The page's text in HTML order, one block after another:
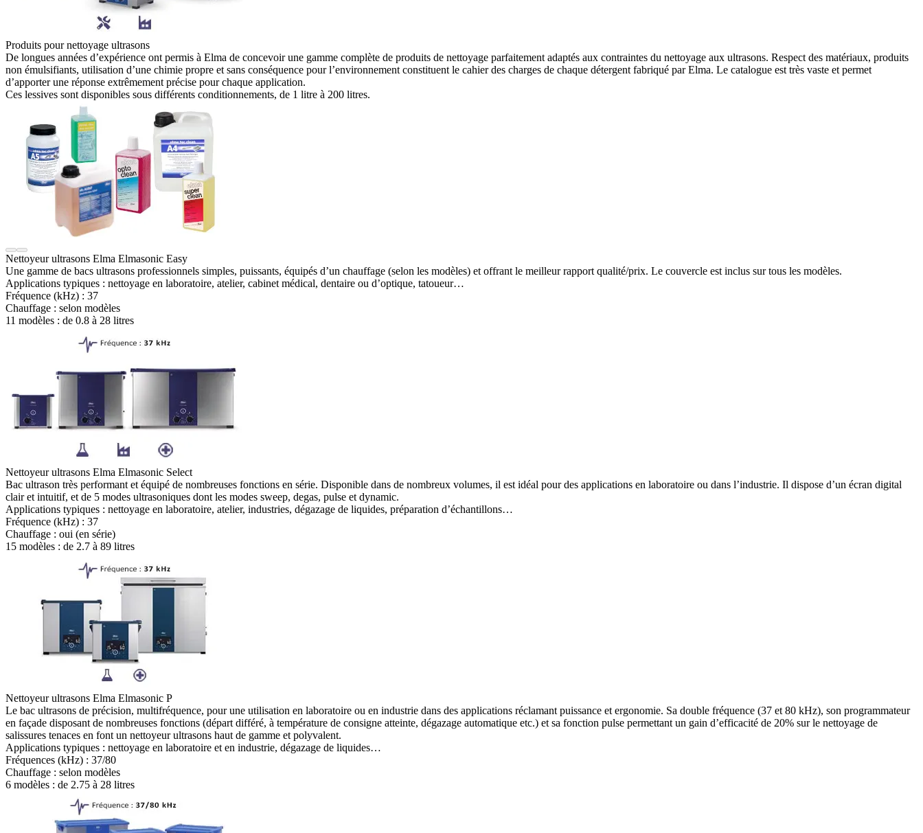
Produits pour nettoyage ultrasons
De longues années d’expérience ont permis à Elma de concevoir une gamme complète de produits de nettoyage parfaitement adaptés aux contraintes du nettoyage aux ultrasons. Respect des matériaux, produits
non émulsifiants, utilisation d’une chimie propre et sans conséquence pour l’environnement constituent le cahier des charges de chaque détergent fabriqué par Elma. Le catalogue est très vaste et permet
d’apporter une réponse extrêmement précise pour chaque application.
Ces lessives sont disponibles sous différents conditionnements, de 1 litre à 200 litres.
Nettoyeur ultrasons Elma Elmasonic Easy
Une gamme de bacs ultrasons professionnels simples, puissants, équipés d’un chauffage (selon les modèles) et offrant le meilleur rapport qualité/prix. Le couvercle est inclus sur tous les modèles.
Applications typiques : nettoyage en laboratoire, atelier, cabinet médical, dentaire ou d’optique, tatoueur…
Fréquence (kHz) : 37
Chauffage : selon modèles
11 modèles : de 0.8 à 28 litres
Nettoyeur ultrasons Elma Elmasonic Select
Bac ultrason très performant et équipé de nombreuses fonctions en série. Disponible dans de nombreux volumes, il est idéal pour des applications en laboratoire ou dans l’industrie. Il dispose d’un écran digital
clair et intuitif, et de 5 modes ultrasoniques dont les modes sweep, degas, pulse et dynamic.
Applications typiques : nettoyage en laboratoire, atelier, industries, dégazage de liquides, préparation d’échantillons…
Fréquence (kHz) : 37
Chauffage : oui (en série)
15 modèles : de 2.7 à 89 litres
Nettoyeur ultrasons Elma Elmasonic P
Le bac ultrasons de précision, multifréquence, pour une utilisation en laboratoire ou en industrie dans des applications réclamant puissance et ergonomie. Sa double fréquence (37 et 80 kHz), son programmateur
en façade disposant de nombreuses fonctions (départ différé, à température de consigne atteinte, dégazage automatique etc.) et sa fonction pulse permettant un gain d’efficacité de 20% sur le nettoyage de
salissures tenaces en font un nettoyeur ultrasons haut de gamme et polyvalent.
Applications typiques : nettoyage en laboratoire et en industrie, dégazage de liquides…
Fréquences (kHz) : 37/80
Chauffage : selon modèles
6 modèles : de 2.75 à 28 litres